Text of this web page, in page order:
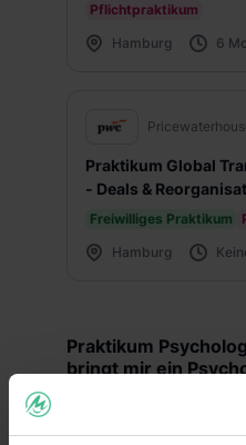
Pflichtpraktikum
Hamburg
6
Praktikum Global
- Deals &
Freiwilliges Praktikum
Hamburg
Praktikum
bringt mir ein
Wenn du Psychologie